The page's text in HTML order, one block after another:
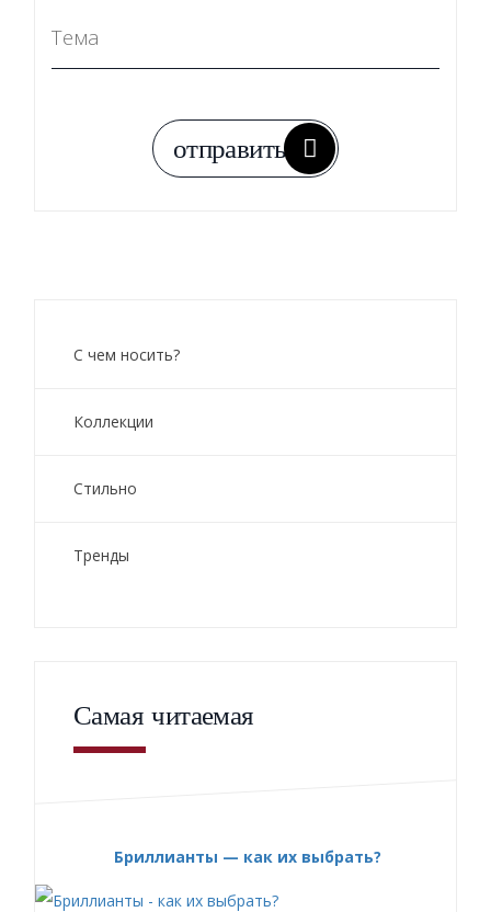
С чем носить?
Коллекции
Стильно
Тренды
Самая читаемая
Бриллианты — как их выбрать?